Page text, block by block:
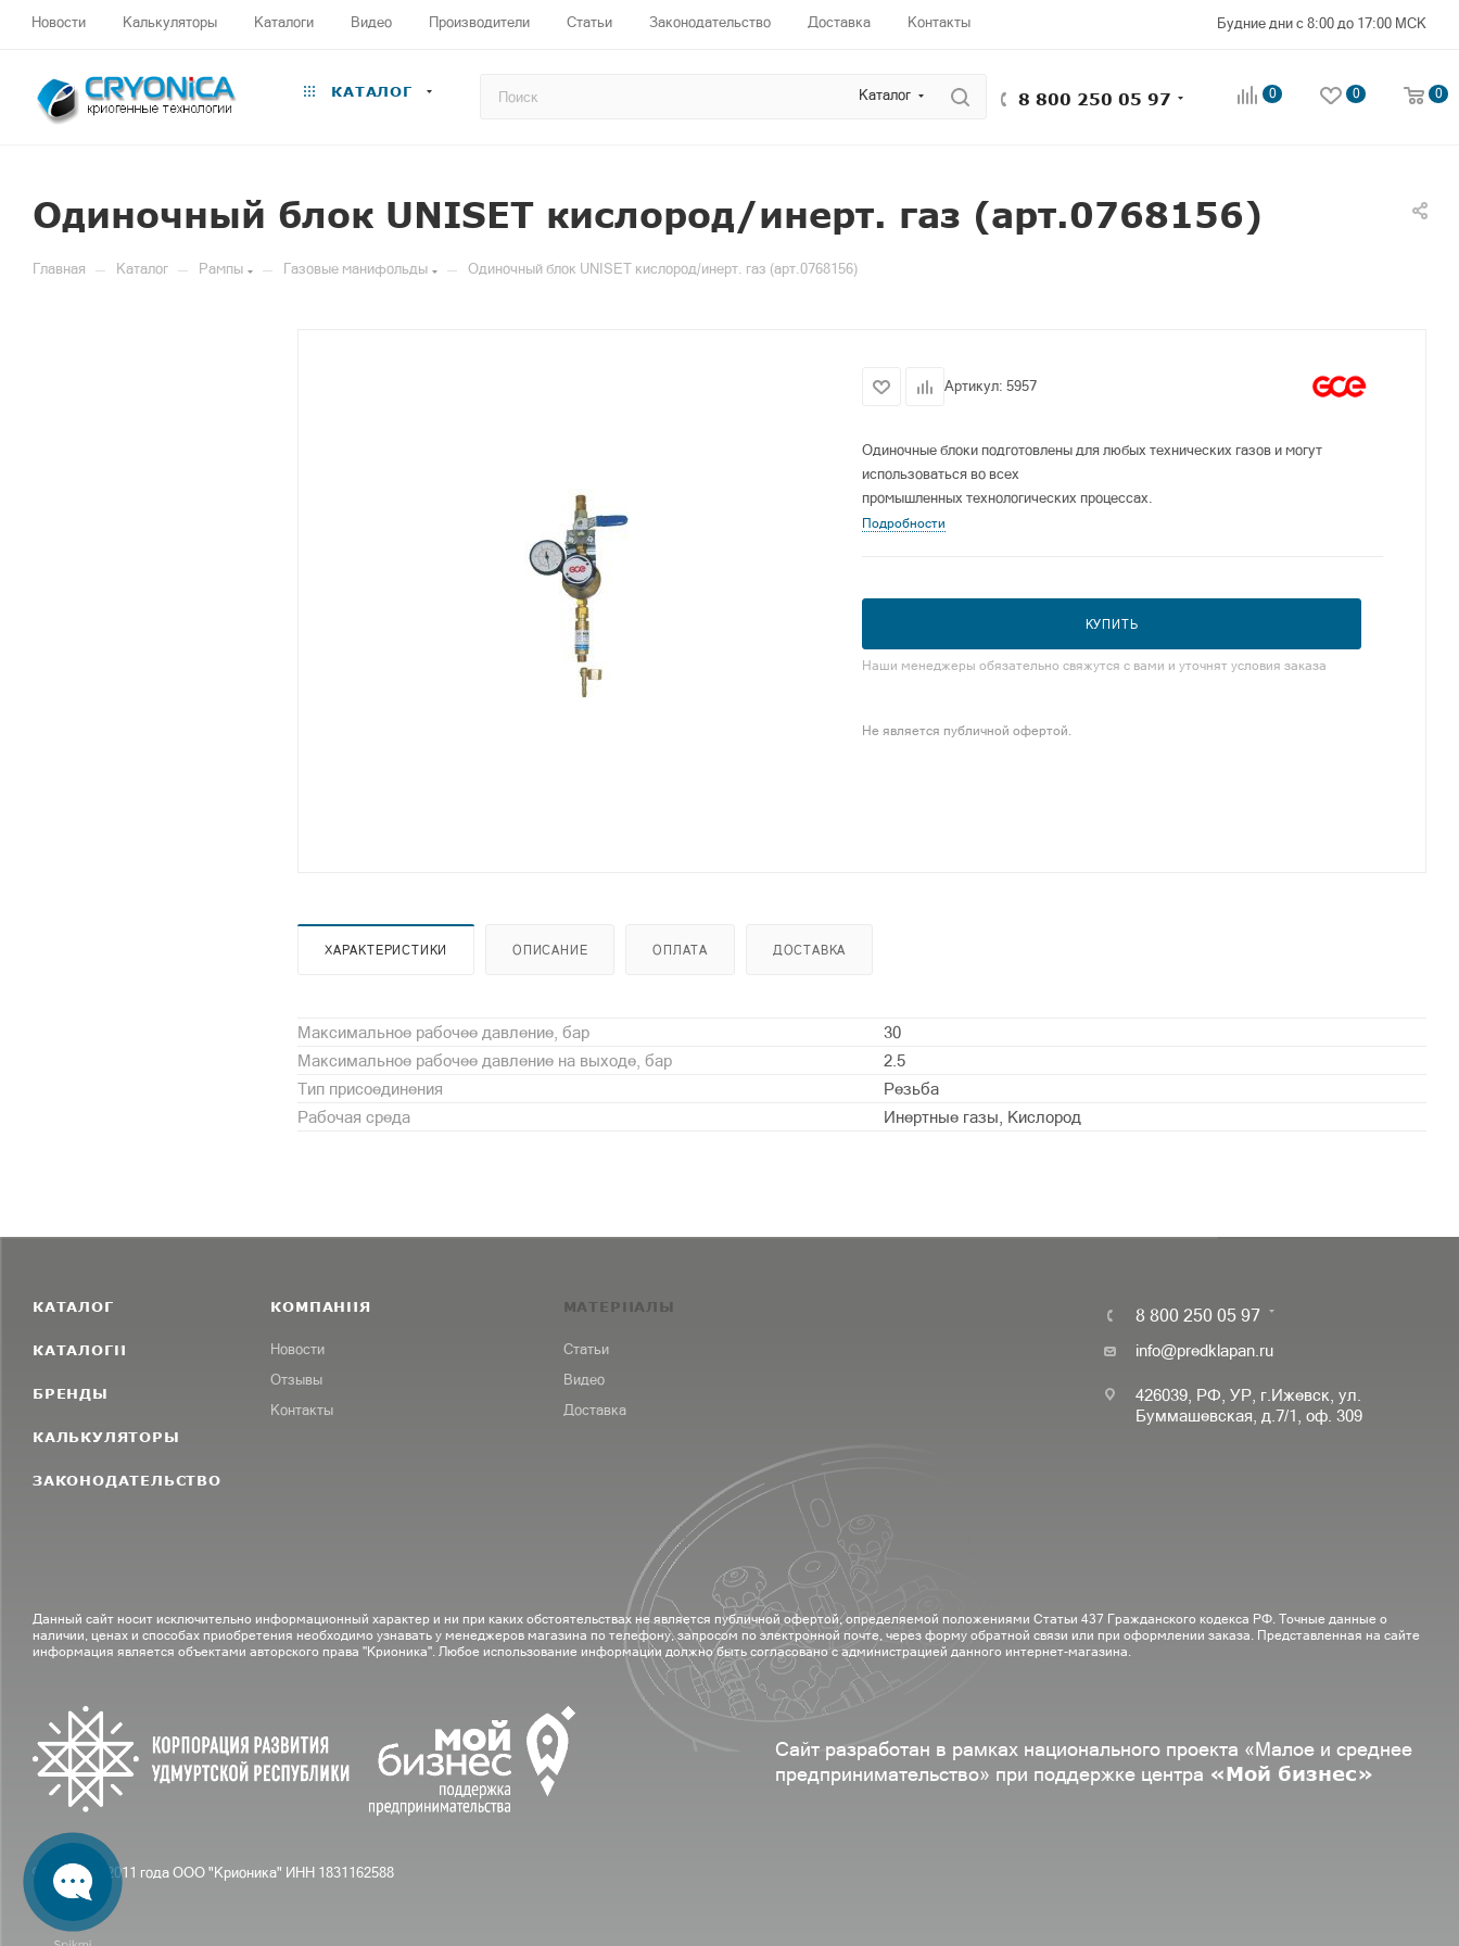
Новости Калькуляторы Каталоги Видео Производители Статьи Законодательство Доставка Контакты Будние дни с 8:00 до 17:00 МСК
КАТАЛОГ Каталог 8 800 250 05 97 0 0 0
Одиночный блок UNISET кислород/инерт. газ (арт.0768156)
Главная — Каталог — Рампы — Газовые манифольды — Одиночный блок UNISET кислород/инерт. газ (арт.0768156)
Артикул: 5957
Одиночные блоки подготовлены для любых технических газов и могут
использоваться во всех
промышленных технологических процессах.
Подробности
КУПИТЬ
Наши менеджеры обязательно свяжутся с вами и уточнят условия заказа
Не является публичной офертой.
ХАРАКТЕРИСТИКИ ОПИСАНИЕ ОПЛАТА ДОСТАВКА
Максимальное рабочее давление, бар
30
Максимальное рабочее давление на выходе, бар
2.5
Тип присоединения
Резьба
Рабочая среда
Инертные газы, Кислород
КАТАЛОГ
КАТАЛОГИ
БРЕНДЫ
КАЛЬКУЛЯТОРЫ
ЗАКОНОДАТЕЛЬСТВО
КОМПАНИЯ
Новости
Отзывы
Контакты
МАТЕРИАЛЫ
Статьи
Видео
Доставка
8 800 250 05 97
info@predklapan.ru
426039, РФ, УР, г.Ижевск, ул.
Буммашевская, д.7/1, оф. 309
Данный сайт носит исключительно информационный характер и ни при каких обстоятельствах не является публичной офертой, определяемой положениями Статьи 437 Гражданского кодекса РФ. Точные данные о
наличии, ценах и способах приобретения необходимо узнавать у менеджеров магазина по телефону, запросом по электронной почте, через форму обратной связи или при оформлении заказа. Представленная на сайте
информация является объектами авторского права "Крионика". Любое использование информации должно быть согласовано с администрацией данного интернет-магазина.
Сайт разработан в рамках национального проекта «Малое и среднее
предпринимательство» при поддержке центра «Мой бизнес»
© С вами с 2011 года ООО "Крионика" ИНН 1831162588